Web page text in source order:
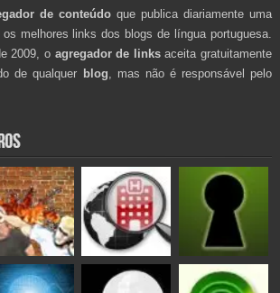
de conteúdo que publica diariamente uma
melhores links dos blogs de língua portuguesa.
2009, o agregador de linksaceita gratuitamente
de qualquer blog , mas não é responsável pelo